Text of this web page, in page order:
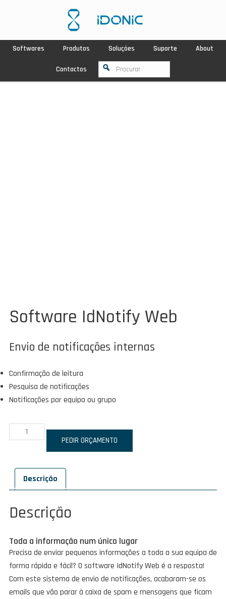
Softwares Produtos Soluções Suporte About
Contactos
Software IdNotify Web
Envio de notificações internas
Confirmação de leitura
Pesquisa de notificações
Notificações por equipa ou grupo
Quantidade
de
IdNotify
PEDIR ORÇAMENTO
Descrição
Descrição
Toda a informação num único lugar
Precisa de enviar pequenas informações a toda a sua equipa de
forma rápida e fácil? O software IdNotify Web é a resposta!
Com este sistema de envio de notificações, acabaram-se os
emails que vão parar à caixa de spam e mensagens que ficam